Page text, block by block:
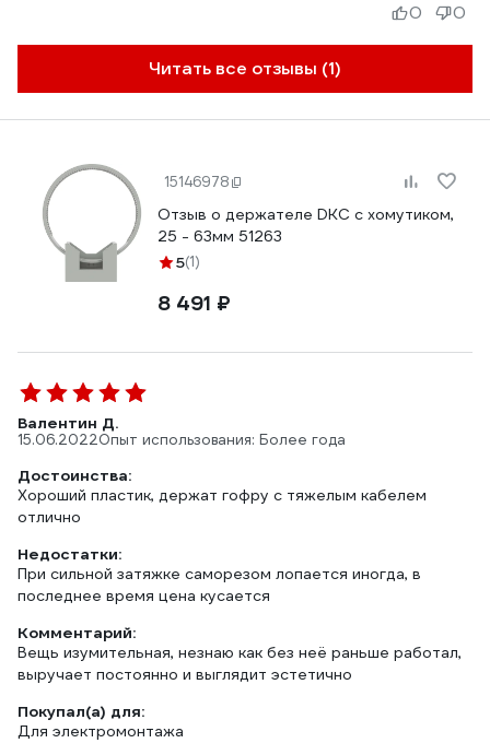
Читать все отзывы (1)
0 0
15146978
Отзыв о держателе DKC с хомутиком,
25 - 63мм 51263
5(1)
8 491 ₽
Валентин Д.
15.06.2022Опыт использования: Более года
Достоинства:
Хороший пластик, держат гофру с тяжелым кабелем
отлично
Недостатки:
При сильной затяжке саморезом лопается иногда, в
последнее время цена кусается
Комментарий:
Вещь изумительная, незнаю как без неё раньше работал,
выручает постоянно и выглядит эстетично
Покупал(а) для:
Для электромонтажа